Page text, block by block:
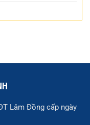
Lâm Đồng cấp ngày